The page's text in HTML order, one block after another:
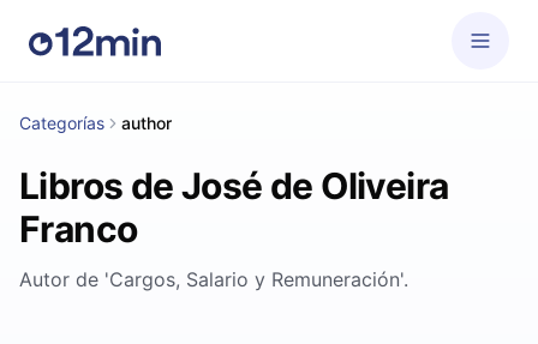
Categorías author
Libros de José de Oliveira
Franco
Autor de 'Cargos, Salario y Remuneración'.